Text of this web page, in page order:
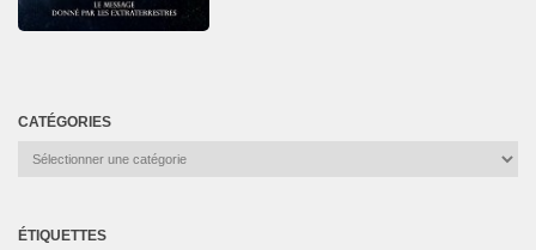
CATÉGORIES
Catégories
ÉTIQUETTES